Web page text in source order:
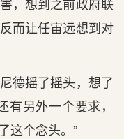
而让任宙远想到对
德摇了摇头，想了
另外一个要求，
这个念头。”